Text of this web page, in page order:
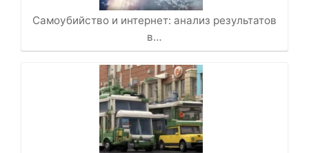
Самоубийство и интернет: анализ результатов
в…